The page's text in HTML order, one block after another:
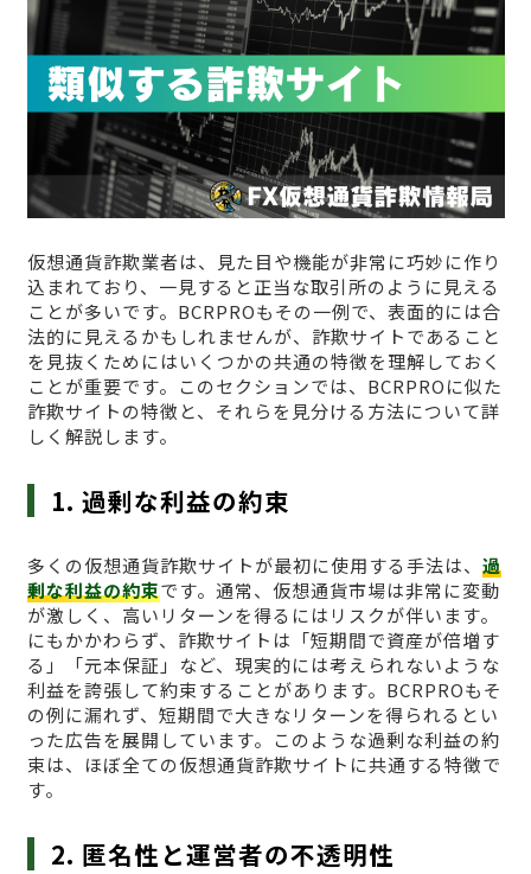
仮想通貨詐欺業者は、見た目や機能が非常に巧妙に作り
込まれており、一見すると正当な取引所のように見える
ことが多いです。BCRPROもその一例で、表面的には合
法的に見えるかもしれませんが、詐欺サイトであること
を見抜くためにはいくつかの共通の特徴を理解しておく
ことが重要です。このセクションでは、BCRPROに似た
詐欺サイトの特徴と、それらを見分ける方法について詳
しく解説します。
1. 過剰な利益の約束
多くの仮想通貨詐欺サイトが最初に使用する手法は、 過
剰な利益の約束です。通常、仮想通貨市場は非常に変動
が激しく、高いリターンを得るにはリスクが伴います。
にもかかわらず、詐欺サイトは「短期間で資産が倍増す
る」「元本保証」など、現実的には考えられないような
利益を誇張して約束することがあります。BCRPROもそ
の例に漏れず、短期間で大きなリターンを得られるとい
った広告を展開しています。このような過剰な利益の約
束は、ほぼ全ての仮想通貨詐欺サイトに共通する特徴で
す。
2. 匿名性と運営者の不透明性